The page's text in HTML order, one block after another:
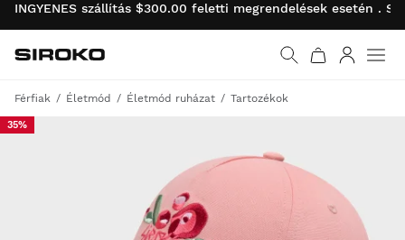
INGYENES szállítás $300.00 feletti megrendelések esetén .
Ugrás a kezdőlapra
Siroko.com
Férfiak Életmód Életmód ruházat Tartozékok
35%